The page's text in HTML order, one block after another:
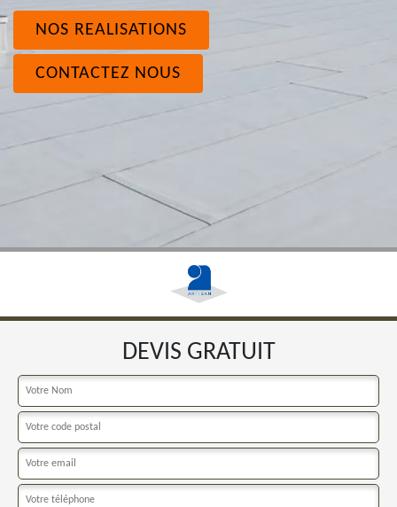
NOS REALISATIONS
CONTACTEZ NOUS
DEVIS GRATUIT